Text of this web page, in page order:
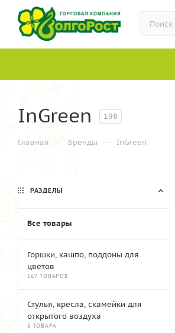
InGreen 198
Главная — Бренды — InGreen
РАЗДЕЛЫ
Все товары
Горшки, кашпо, поддоны для
цветов
167 ТОВАРОВ
Стулья, кресла, скамейки для
открытого воздуха
3 ТОВАРА